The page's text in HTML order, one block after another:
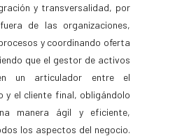
y transversalidad, por
de las organizaciones,
y coordinando oferta
que el gestor de activos
un articulador entre el
y el cliente final, obligándolo
manera ágil y eficiente,
los aspectos del negocio.